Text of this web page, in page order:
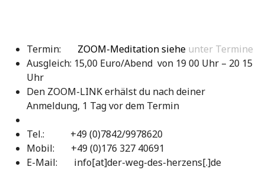
Termin: ZOOM-Meditation siehe unter Termine
Ausgleich: 15,00 Euro/Abend von 19 00 Uhr – 20 15
Uhr
Den ZOOM-LINK erhälst du nach deiner
Anmeldung, 1 Tag vor dem Termin
Tel.: +49 (0)7842/9978620
Mobil: +49 (0)176 327 40691
E-Mail: info[at]der-weg-des-herzens[.]de